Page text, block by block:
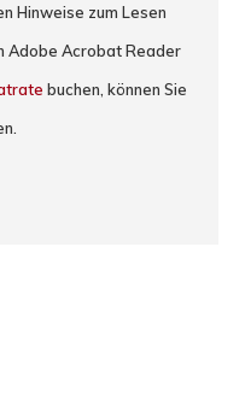
Hinweise zum Lesen
Adobe Acrobat Reader
buchen, können Sie